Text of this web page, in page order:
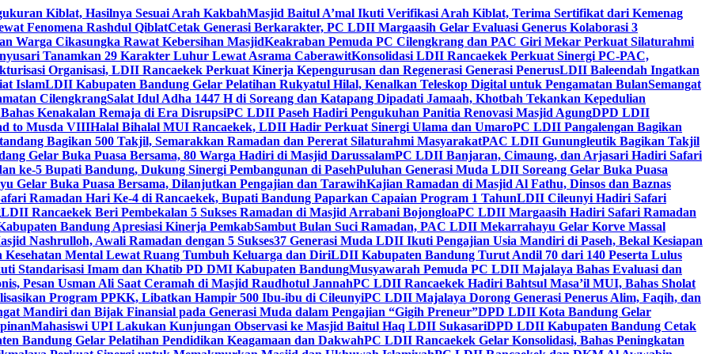
Kiblat, Hasilnya Sesuai Arah KakbahMasjid Baitul A’mal Ikuti Verifikasi Arah Kiblat, Terima Sertifikat dari Kemenag
Fenomena Rashdul QiblatCetak Generasi Berkarakter, PC LDII Margaasih Gelar Evaluasi Generus Kolaborasi 3
Warga Cikasungka Rawat Kebersihan MasjidKeakraban Pemuda PC Cilengkrang dan PAC Giri Mekar Perkuat Silaturahmi
Tanamkan 29 Karakter Luhur Lewat Asrama CaberawitKonsolidasi LDII Rancaekek Perkuat Sinergi PC-PAC,
Organisasi, LDII Rancaekek Perkuat Kinerja Kepengurusan dan Regenerasi Generasi PenerusLDII Baleendah Ingatkan
IslamLDII Kabupaten Bandung Gelar Pelatihan Rukyatul Hilal, Kenalkan Teleskop Digital untuk Pengamatan BulanSemangat
CilengkrangSalat Idul Adha 1447 H di Soreang dan Katapang Dipadati Jamaah, Khotbah Tekankan Kepedulian
Kenakalan Remaja di Era DisrupsiPC LDII Paseh Hadiri Pengukuhan Panitia Renovasi Masjid AgungDPD LDII
to Musda VIIIHalal Bihalal MUI Rancaekek, LDII Hadir Perkuat Sinergi Ulama dan UmaroPC LDII Pangalengan Bagikan
Bagikan 500 Takjil, Semarakkan Ramadan dan Pererat Silaturahmi MasyarakatPAC LDII Gunungleutik Bagikan Takjil
Gelar Buka Puasa Bersama, 80 Warga Hadiri di Masjid DarussalamPC LDII Banjaran, Cimaung, dan Arjasari Hadiri Safari
ke-5 Bupati Bandung, Dukung Sinergi Pembangunan di PasehPuluhan Generasi Muda LDII Soreang Gelar Buka Puasa
Gelar Buka Puasa Bersama, Dilanjutkan Pengajian dan TarawihKajian Ramadan di Masjid Al Fathu, Dinsos dan Baznas
Ramadan Hari Ke-4 di Rancaekek, Bupati Bandung Paparkan Capaian Program 1 TahunLDII Cileunyi Hadiri Safari
LDII Rancaekek Beri Pembekalan 5 Sukses Ramadan di Masjid Arrabani BojongloaPC LDII Margaasih Hadiri Safari Ramadan
Bandung Apresiasi Kinerja PemkabSambut Bulan Suci Ramadan, PAC LDII Mekarrahayu Gelar Korve Massal
Nashrulloh, Awali Ramadan dengan 5 Sukses37 Generasi Muda LDII Ikuti Pengajian Usia Mandiri di Paseh, Bekal Kesiapan
Mental Lewat Ruang Tumbuh Keluarga dan DiriLDII Kabupaten Bandung Turut Andil 70 dari 140 Peserta Lulus
Standarisasi Imam dan Khatib PD DMI Kabupaten BandungMusyawarah Pemuda PC LDII Majalaya Bahas Evaluasi dan
Pesan Usman Ali Saat Ceramah di Masjid Raudhotul JannahPC LDII Rancaekek Hadiri Bahtsul Masa’il MUI, Bahas Sholat
Program PPKK, Libatkan Hampir 500 Ibu-ibu di CileunyiPC LDII Majalaya Dorong Generasi Penerus Alim, Faqih, dan
Mandiri dan Bijak Finansial pada Generasi Muda dalam Pengajian “Gigih Preneur”DPD LDII Kota Bandung Gelar
Mahasiswi UPI Lakukan Kunjungan Observasi ke Masjid Baitul Haq LDII SukasariDPD LDII Kabupaten Bandung Cetak
Bandung Gelar Pelatihan Pendidikan Keagamaan dan DakwahPC LDII Rancaekek Gelar Konsolidasi, Bahas Peningkatan